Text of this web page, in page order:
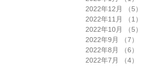
2022年12月
（5）
2022年11月
（1）
2022年10月
（5）
2022年9月
（7）
2022年8月
（6）
2022年7月
（4）